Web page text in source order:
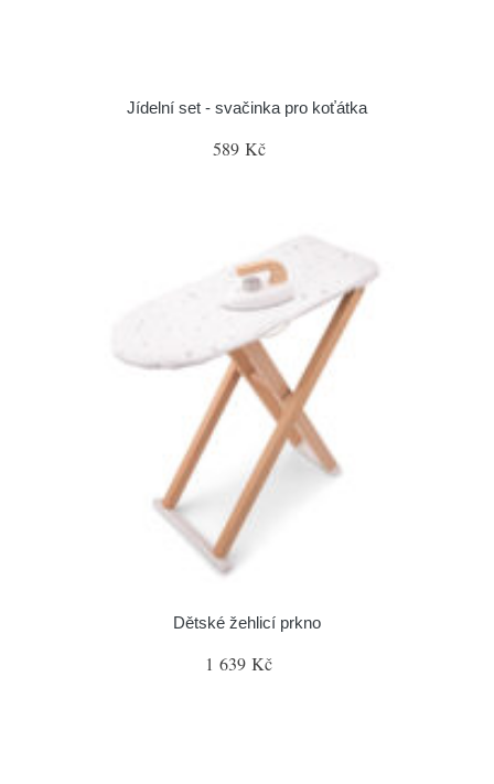
Jídelní set - svačinka pro koťátka
589 Kč
Dětské žehlicí prkno
1 639 Kč